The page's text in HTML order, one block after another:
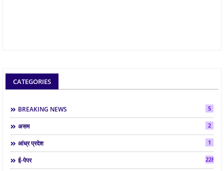
CATEGORIES
BREAKING NEWS 5
असम 2
आंध्र प्रदेश 1
ई-पेपर 2286